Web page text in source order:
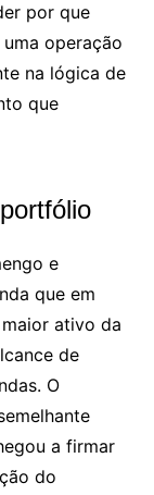
por que
operação
na lógica de
que
e
que em
ativo da
de
O
a firmar
do